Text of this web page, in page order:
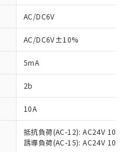
AC/DC6V
AC/DC6V±10%
5mA
2b
10A
抵抗負荷(AC-12): AC24V 10A/
誘導負荷(AC-15): AC24V
き、同意のうえ
制御機器事業取扱
および標準価格
いただくもので
扱商品の中には、
（10物質）の非含
替える予定のある
指令（10物質）の
対応品を出す予
指令（10物質）の
中または確認中の
など無形物で、有
商品です。
非含有部品として
有率が中国RoHSの
示します。
有率が中国RoHSの